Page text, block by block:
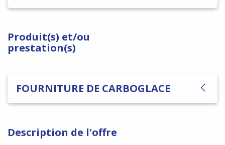
Produit(s) et/ou
prestation(s)
FOURNITURE DE CARBOGLACE
Description de l'offre